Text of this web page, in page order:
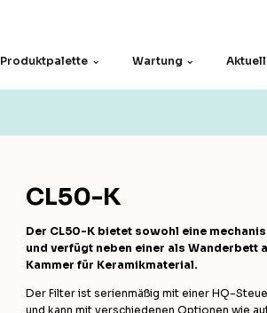
Produktpalette Wartung Aktuell
CL50-K
Der CL50-K bietet sowohl eine
und verfügt neben einer als Wanderbett
Kammer für Keramikmaterial.
Der Filter ist serienmäßig mit einer HQ-